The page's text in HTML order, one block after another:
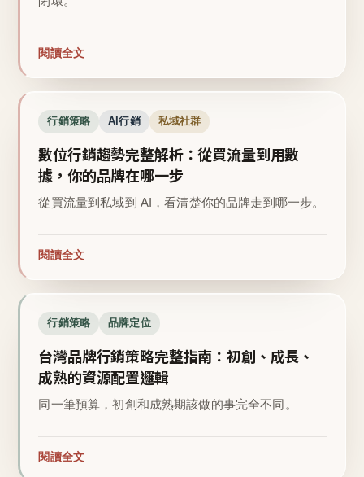
閱讀全文
行銷策略 AI行銷 私域社群
數位行銷趨勢完整解析：從買流量到用數
據，你的品牌在哪一步
從買流量到私域到 AI，看清楚你的品牌走到哪一步。
閱讀全文
行銷策略 品牌定位
台灣品牌行銷策略完整指南：初創、成長、
成熟的資源配置邏輯
同一筆預算，初創和成熟期該做的事完全不同。
閱讀全文